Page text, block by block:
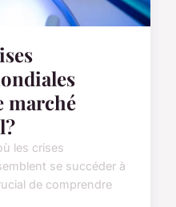
marché
les crises
se succéder à
de comprendre